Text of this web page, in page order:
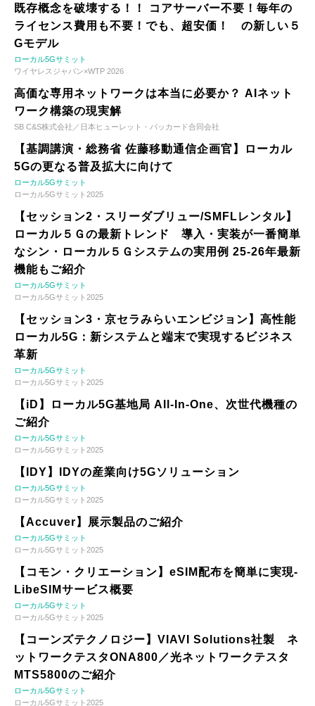
既存概念を破壊する！！ コアサーバー不要！毎年の
ライセンス費用も不要！でも、超安価！ の新しい５
Gモデル
ローカル5Gサミット
ワイヤレスジャパン×WTP 2026
高価な専用ネットワークは本当に必要か？ AIネット
ワーク構築の現実解
SB C&S株式会社／日本ヒューレット・パッカード合同会社
【基調講演・総務省 佐藤移動通信企画官】ローカル
5Gの更なる普及拡大に向けて
ローカル5Gサミット
ローカル5Gサミット2025
【セッション2・スリーダブリュー/SMFLレンタル】
ローカル５Ｇの最新トレンド 導入・実装が一番簡単
なシン・ローカル５Ｇシステムの実用例 25-26年最新
機能もご紹介
ローカル5Gサミット
ローカル5Gサミット2025
【セッション3・京セラみらいエンビジョン】高性能
ローカル5G：新システムと端末で実現するビジネス
革新
ローカル5Gサミット
ローカル5Gサミット2025
【iD】ローカル5G基地局 All-In-One、次世代機種の
ご紹介
ローカル5Gサミット
ローカル5Gサミット2025
【IDY】IDYの産業向け5Gソリューション
ローカル5Gサミット
ローカル5Gサミット2025
【Accuver】展示製品のご紹介
ローカル5Gサミット
ローカル5Gサミット2025
【コモン・クリエーション】eSIM配布を簡単に実現-
LibeSIMサービス概要
ローカル5Gサミット
ローカル5Gサミット2025
【コーンズテクノロジー】VIAVI Solutions社製 ネ
ットワークテスタONA800／光ネットワークテスタ
MTS5800のご紹介
ローカル5Gサミット
ローカル5Gサミット2025